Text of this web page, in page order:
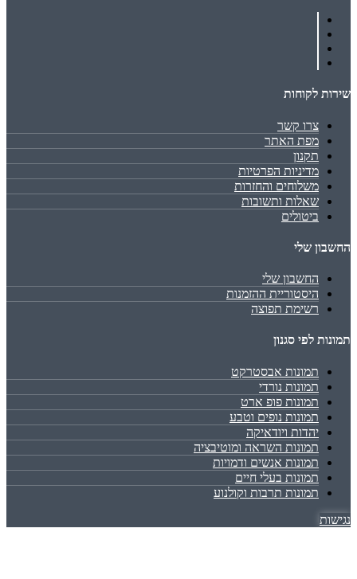
שירות לקוחות
צרו קשר
מפת האתר
תקנון
מדיניות הפרטיות
משלוחים והחזרות
שאלות ותשובות
ביטולים
החשבון שלי
החשבון שלי
היסטוריית ההזמנות
רשימת תפוצה
תמונות לפי סגנון
תמונות אבסטרקט
תמונות נורדי
תמונות פופ ארט
תמונות נופים וטבע
יהדות ויודאיקה
תמונות השראה ומוטיבציה
תמונות אנשים ודמויות
תמונות בעלי חיים
תמונות תרבות וקולנוע
נגישות